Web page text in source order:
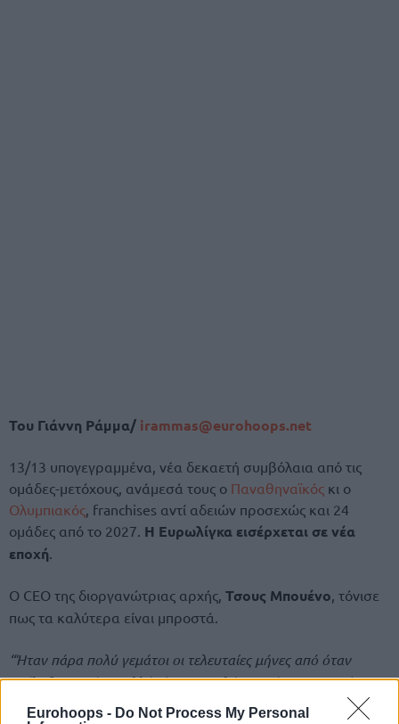
Eurohoops - Do Not Process My Personal
Του Γιάννη Ράμμα/ irammas@eurohoops.net
13/13 υπογεγραμμένα, νέα δεκαετή συμβόλαια από τις
ομάδες-μετόχους, ανάμεσά τους ο Παναθηναϊκός κι ο
Ολυμπιακός, franchises αντί αδειών προσεχώς και 24
ομάδες από το 2027. Η Ευρωλίγκα εισέρχεται σε νέα
εποχή.
Ο CEO της διοργανώτριας αρχής, Τσους Μπουένο, τόνισε
πως τα καλύτερα είναι μπροστά.
“Ήταν πάρα πολύ γεμάτοι οι τελευταίες μήνες από όταν
ανέλαβα το πόσο, αλλά είμαστε πολύ χαρούμενοι. Δεν έχουν
υπάρξει καλύτερα. Είμαστε πιο δυνατοί, θα είμαστε για άλλα